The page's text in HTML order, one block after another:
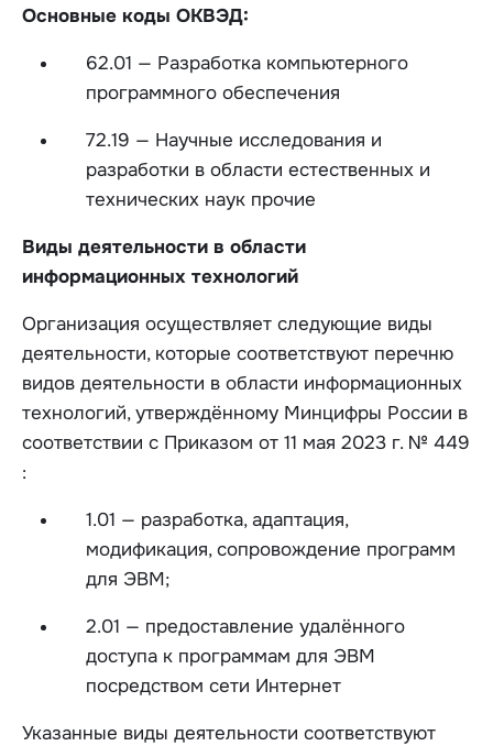
Основные коды ОКВЭД:
62.01 — Разработка компьютерного
программного обеспечения
72.19 — Научные исследования и
разработки в области естественных и
технических наук прочие
Виды деятельности в области
информационных технологий
Организация осуществляет следующие виды
деятельности, которые соответствуют перечню
видов деятельности в области информационных
технологий, утверждённому Минцифры России в
соответствии с Приказом от 11 мая 2023 г. № 449
:
1.01 — разработка, адаптация,
модификация, сопровождение программ
для ЭВМ;
2.01 — предоставление удалённого
доступа к программам для ЭВМ
посредством сети Интернет
Указанные виды деятельности соответствуют